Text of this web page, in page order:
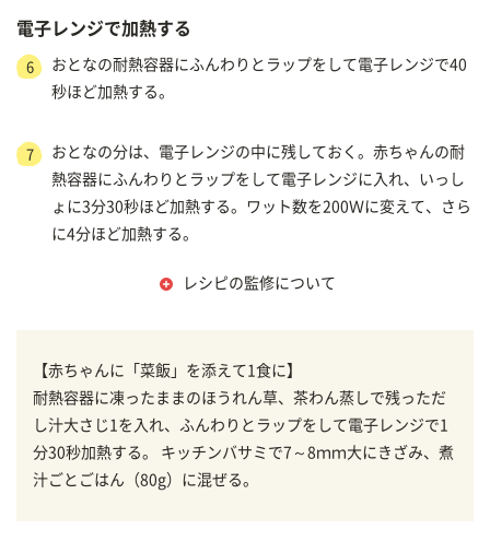
電子レンジで加熱する
6
おとなの耐熱容器にふんわりとラップをして電子レンジで40
秒ほど加熱する。
7
おとなの分は、電子レンジの中に残しておく。赤ちゃんの耐
熱容器にふんわりとラップをして電子レンジに入れ、いっし
ょに3分30秒ほど加熱する。ワット数を200Ｗに変えて、さら
に4分ほど加熱する。
レシピの監修について
【赤ちゃんに「菜飯」を添えて1食に】
耐熱容器に凍ったままのほうれん草、茶わん蒸しで残っただ
し汁大さじ1を入れ、ふんわりとラップをして電子レンジで1
分30秒加熱する。 キッチンバサミで7～8ｍｍ大にきざみ、煮
汁ごとごはん（80g）に混ぜる。